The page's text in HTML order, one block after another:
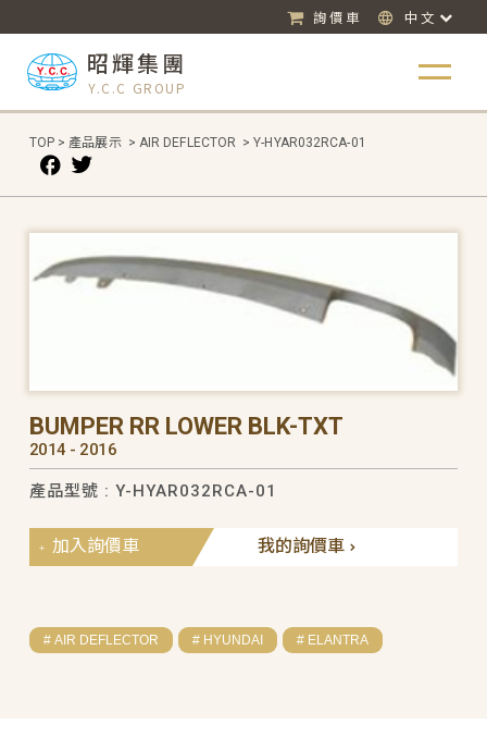
詢價車 中文
昭輝集團
Y.C.C GROUP
TOP > 產品展示 > AIR DEFLECTOR > Y-HYAR032RCA-01
BUMPER RR LOWER BLK-TXT
2014 - 2016
產品型號 : Y-HYAR032RCA-01
我的詢價車
加入詢價車
# AIR DEFLECTOR # HYUNDAI # ELANTRA